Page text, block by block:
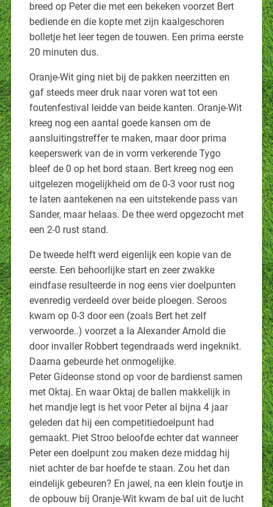
breed op Peter die met een bekeken voorzet Bert
bediende en die kopte met zijn kaalgeschoren
bolletje het leer tegen de touwen. Een prima eerste
20 minuten dus.
Oranje-Wit ging niet bij de pakken neerzitten en
gaf steeds meer druk naar voren wat tot een
foutenfestival leidde van beide kanten. Oranje-Wit
kreeg nog een aantal goede kansen om de
aansluitingstreffer te maken, maar door prima
keeperswerk van de in vorm verkerende Tygo
bleef de 0 op het bord staan. Bert kreeg nog een
uitgelezen mogelijkheid om de 0-3 voor rust nog
te laten aantekenen na een uitstekende pass van
Sander, maar helaas. De thee werd opgezocht met
een 2-0 rust stand.
De tweede helft werd eigenlijk een kopie van de
eerste. Een behoorlijke start en zeer zwakke
eindfase resulteerde in nog eens vier doelpunten
evenredig verdeeld over beide ploegen. Seroos
kwam op 0-3 door een (zoals Bert het zelf
verwoorde..) voorzet a la Alexander Arnold die
door invaller Robbert tegendraads werd ingeknikt.
Daarna gebeurde het onmogelijke.
Peter Gideonse stond op voor de bardienst samen
met Oktaj. En waar Oktaj de ballen makkelijk in
het mandje legt is het voor Peter al bijna 4 jaar
geleden dat hij een competitiedoelpunt had
gemaakt. Piet Stroo beloofde echter dat wanneer
Peter een doelpunt zou maken deze middag hij
niet achter de bar hoefde te staan. Zou het dan
eindelijk gebeuren? En jawel, na een klein foutje in
de opbouw bij Oranje-Wit kwam de bal uit de lucht